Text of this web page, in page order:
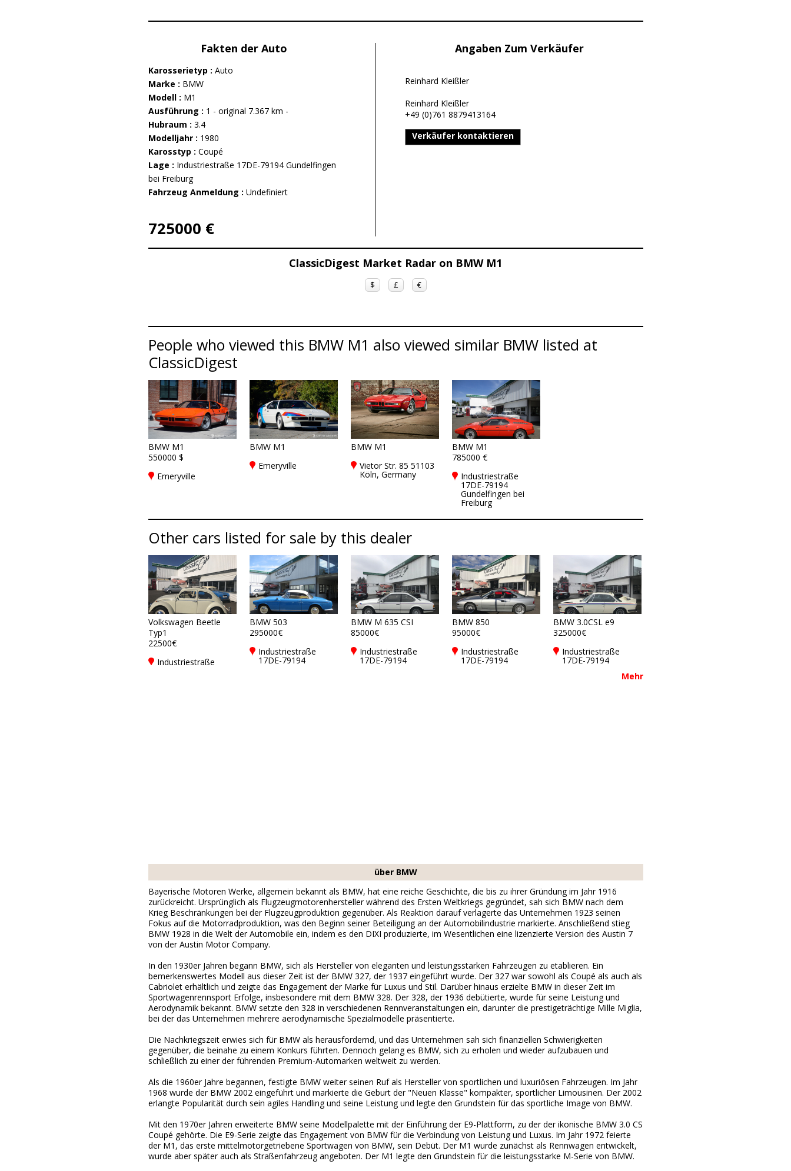
Fakten der Auto
Karosserietyp : Auto
Marke : BMW
Modell : M1
Ausführung : 1 - original 7.367 km -
Hubraum : 3.4
Modelljahr : 1980
Karosstyp : Coupé
Lage : Industriestraße 17DE-79194 Gundelfingen
bei Freiburg
Fahrzeug Anmeldung : Undefiniert
725000 €
Angaben Zum Verkäufer
Reinhard Kleißler
Reinhard Kleißler
+49 (0)761 8879413164
Verkäufer kontaktieren
ClassicDigest Market Radar on BMW M1
$ £ €
People who viewed this BMW M1 also viewed similar BMW listed at
ClassicDigest
BMW M1
550000 $
Emeryville
BMW M1
Emeryville
BMW M1
Vietor Str. 85 51103
Köln, Germany
BMW M1
785000 €
Industriestraße
17DE-79194
Gundelfingen bei
Freiburg
Other cars listed for sale by this dealer
Volkswagen Beetle
Typ1
22500€
Industriestraße
BMW 503
295000€
Industriestraße
17DE-79194
BMW M 635 CSI
85000€
Industriestraße
17DE-79194
BMW 850
95000€
Industriestraße
17DE-79194
BMW 3.0CSL e9
325000€
Industriestraße
17DE-79194
Mehr
über BMW
Bayerische Motoren Werke, allgemein bekannt als BMW, hat eine reiche Geschichte, die bis zu ihrer Gründung im Jahr 1916
zurückreicht. Ursprünglich als Flugzeugmotorenhersteller während des Ersten Weltkriegs gegründet, sah sich BMW nach dem
Krieg Beschränkungen bei der Flugzeugproduktion gegenüber. Als Reaktion darauf verlagerte das Unternehmen 1923 seinen
Fokus auf die Motorradproduktion, was den Beginn seiner Beteiligung an der Automobilindustrie markierte. Anschließend stieg
BMW 1928 in die Welt der Automobile ein, indem es den DIXI produzierte, im Wesentlichen eine lizenzierte Version des Austin 7
von der Austin Motor Company.
In den 1930er Jahren begann BMW, sich als Hersteller von eleganten und leistungsstarken Fahrzeugen zu etablieren. Ein
bemerkenswertes Modell aus dieser Zeit ist der BMW 327, der 1937 eingeführt wurde. Der 327 war sowohl als Coupé als auch als
Cabriolet erhältlich und zeigte das Engagement der Marke für Luxus und Stil. Darüber hinaus erzielte BMW in dieser Zeit im
Sportwagenrennsport Erfolge, insbesondere mit dem BMW 328. Der 328, der 1936 debütierte, wurde für seine Leistung und
Aerodynamik bekannt. BMW setzte den 328 in verschiedenen Rennveranstaltungen ein, darunter die prestigeträchtige Mille Miglia,
bei der das Unternehmen mehrere aerodynamische Spezialmodelle präsentierte.
Die Nachkriegszeit erwies sich für BMW als herausfordernd, und das Unternehmen sah sich finanziellen Schwierigkeiten
gegenüber, die beinahe zu einem Konkurs führten. Dennoch gelang es BMW, sich zu erholen und wieder aufzubauen und
schließlich zu einer der führenden Premium-Automarken weltweit zu werden.
Als die 1960er Jahre begannen, festigte BMW weiter seinen Ruf als Hersteller von sportlichen und luxuriösen Fahrzeugen. Im Jahr
1968 wurde der BMW 2002 eingeführt und markierte die Geburt der "Neuen Klasse" kompakter, sportlicher Limousinen. Der 2002
erlangte Popularität durch sein agiles Handling und seine Leistung und legte den Grundstein für das sportliche Image von BMW.
Mit den 1970er Jahren erweiterte BMW seine Modellpalette mit der Einführung der E9-Plattform, zu der der ikonische BMW 3.0 CS
Coupé gehörte. Die E9-Serie zeigte das Engagement von BMW für die Verbindung von Leistung und Luxus. Im Jahr 1972 feierte
der M1, das erste mittelmotorgetriebene Sportwagen von BMW, sein Debüt. Der M1 wurde zunächst als Rennwagen entwickelt,
wurde aber später auch als Straßenfahrzeug angeboten. Der M1 legte den Grundstein für die leistungsstarke M-Serie von BMW.